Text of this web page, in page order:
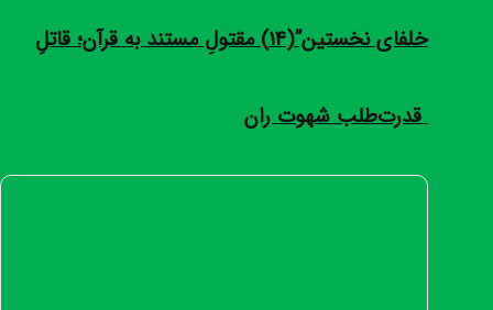
خلفای نخستین”(14) مقتولِ مستند به قرآن؛ قاتلِ
قدرت‌طلب شهوت ران